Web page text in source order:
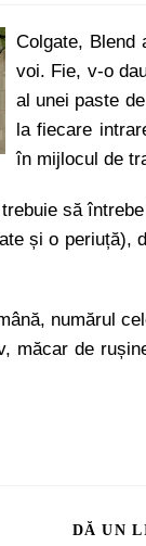
Colgate, Blend
voi. Fie, v-o
al unei paste
la fiecare
în mijlocul de
să
și o periuță),
numărul
măcar de
DĂ UN